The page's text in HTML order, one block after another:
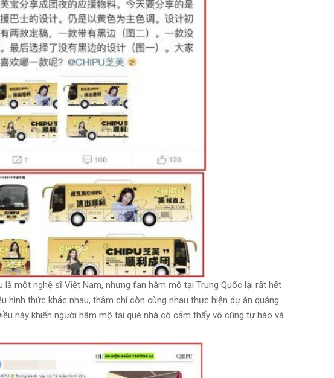
là một nghệ sĩ Việt Nam, nhưng fan hâm mộ tại Trung Quốc lại rất hết
hình thức khác nhau, thậm chí còn cùng nhau thực hiện dự án quảng
này khiến người hâm mộ tại quê nhà cô cảm thấy vô cùng tự hào và